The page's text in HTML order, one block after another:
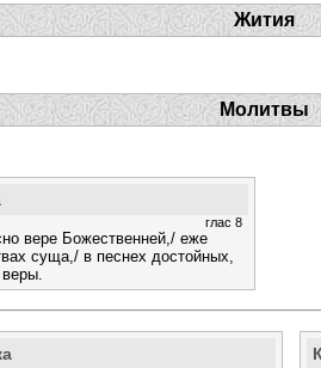
Жития
Молитвы
глас 8
вере Божественней,/ еже
суща,/ в песнех достойных,